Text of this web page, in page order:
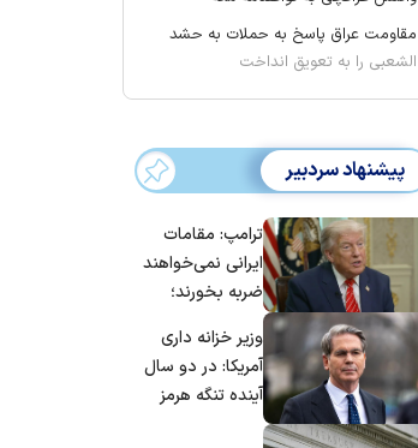
مقاومت عراق پاسخ به حملات به حشد
الشعبی را به تعویق انداخت
پیشنهاد سردبیر
ترامپ: مقامات
ایرانی نمی‌خواهند
ضربه بخورند؛
توافق برسند
وزیر خزانه داری
آمریکا: در دو سال
آینده تنگه هرمز